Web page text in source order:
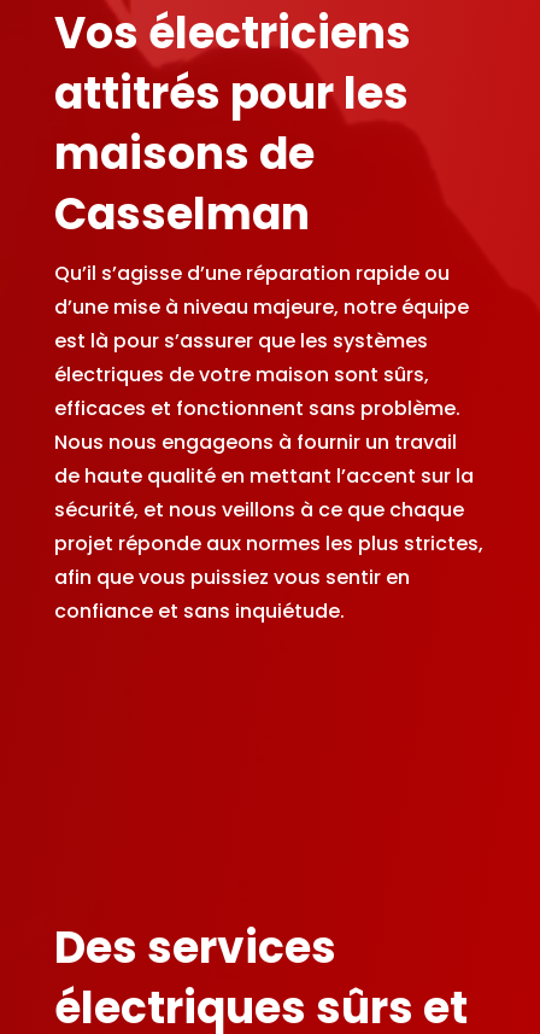
Vos électriciens
attitrés pour les
maisons de
Casselman
Qu’il s’agisse d’une réparation rapide ou
d’une mise à niveau majeure, notre équipe
est là pour s’assurer que les systèmes
électriques de votre maison sont sûrs,
efficaces et fonctionnent sans problème.
Nous nous engageons à fournir un travail
de haute qualité en mettant l’accent sur la
sécurité, et nous veillons à ce que chaque
projet réponde aux normes les plus strictes,
afin que vous puissiez vous sentir en
confiance et sans inquiétude.
Des services
électriques sûrs et